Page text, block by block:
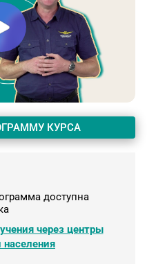
КУРСА
доступна
через центры
населения